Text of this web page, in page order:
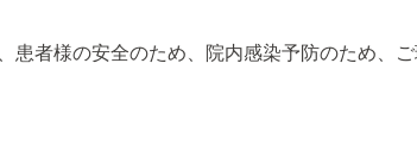
患者様の安全のため、院内感染予防のため、